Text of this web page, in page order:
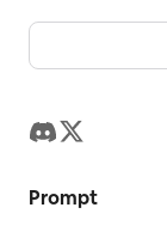
Prompt